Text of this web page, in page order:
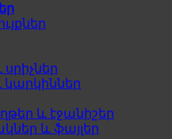
և էջանիշեր
և ֆայլեր